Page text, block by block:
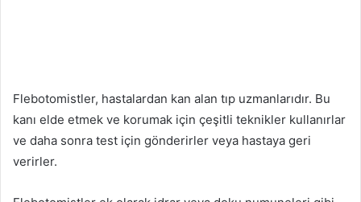
Flebotomistler, hastalardan kan alan tıp uzmanlarıdır. Bu
kanı elde etmek ve korumak için çeşitli teknikler kullanırlar
ve daha sonra test için gönderirler veya hastaya geri
verirler.